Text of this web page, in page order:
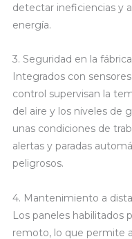
detectar ineficiencias y
energía.
3. Seguridad en la
Integrados con
control supervisan la
del aire y los niveles de
unas condiciones de
alertas y paradas
peligrosos.
4. Mantenimiento a
Los paneles habilitados
remoto, lo que permite